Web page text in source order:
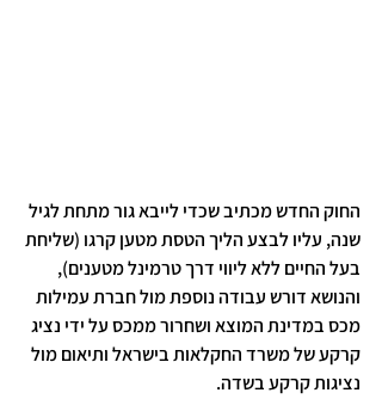
החוק החדש מכתיב שכדי לייבא גור מתחת לגיל
שנה, עליו לבצע הליך הטסת מטען קרגו (שליחת
בעל החיים ללא ליווי דרך טרמינל מטענים),
והנושא דורש עבודה נוספת מול חברת עמילות
מכס במדינת המוצא ושחרור ממכס על ידי נציג
קרקע של משרד החקלאות בישראל ותיאום מול
נציגות קרקע בשדה.